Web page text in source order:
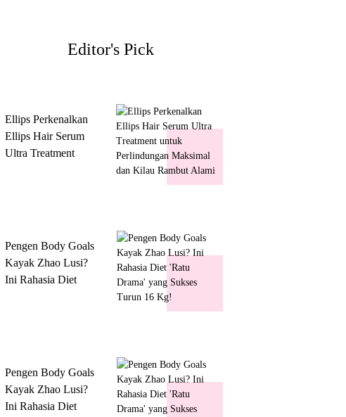
Editor's Pick
Ellips Perkenalkan
Ellips Hair Serum
Ultra Treatment
Pengen Body Goals
Kayak Zhao Lusi?
Ini Rahasia Diet
Pengen Body Goals
Kayak Zhao Lusi?
Ini Rahasia Diet